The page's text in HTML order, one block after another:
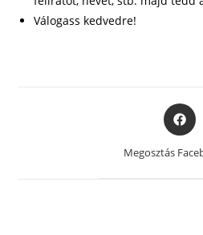
Válogass kedvedre!
Opens
in
a
Megosztás